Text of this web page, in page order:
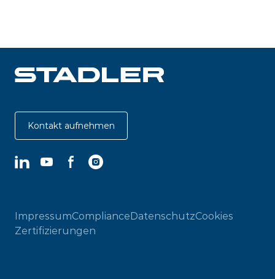
Kontakt aufnehmen
LinkedInYouTubeFacebookInstagram
ImpressumComplianceDatenschutzCookies
Zertifizierungen